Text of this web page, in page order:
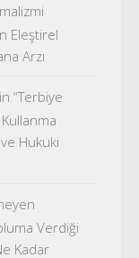
Eleştirel
Arzı
“Terbiye
Kullanma
ve Hukuki
Verdiği
Kadar